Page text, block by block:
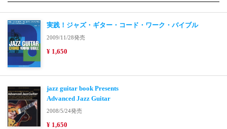
実践！ジャズ・ギター・コード・ワーク・バイブル
2009/11/28発売
¥ 1,650
jazz guitar book Presents
Advanced Jazz Guitar
2008/5/24発売
¥ 1,650